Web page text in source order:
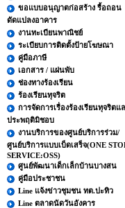
ขอแบบอนุญาตก่อสร้าง รื้อถอน
ดัดแปลงอาคาร
งานทะเบียนพาณิชย์
ระเบียบการติดตั้งป้ายโฆษณา
คู่มือภาษี
เอกสาร / แผ่นพับ
ช่องทางร้องเรียน
ร้องเรียนทุจริต
การจัดการเรื่องร้องเรียนทุจริตแ
ประพฤติมิชอบ
งานบริการของศูนย์บริการร่วม/
ศูนย์บริการแบบเบ็ดเสร็จ(ONE
SERVICE:OSS)
ศูนย์พัฒนาเด็กเล็กบ้านบางสน
คู่มือประชาชน
Line แจ้งข่าวชุมชน ทต.ปะทิว
Line ตลาดนัดวันอังคาร